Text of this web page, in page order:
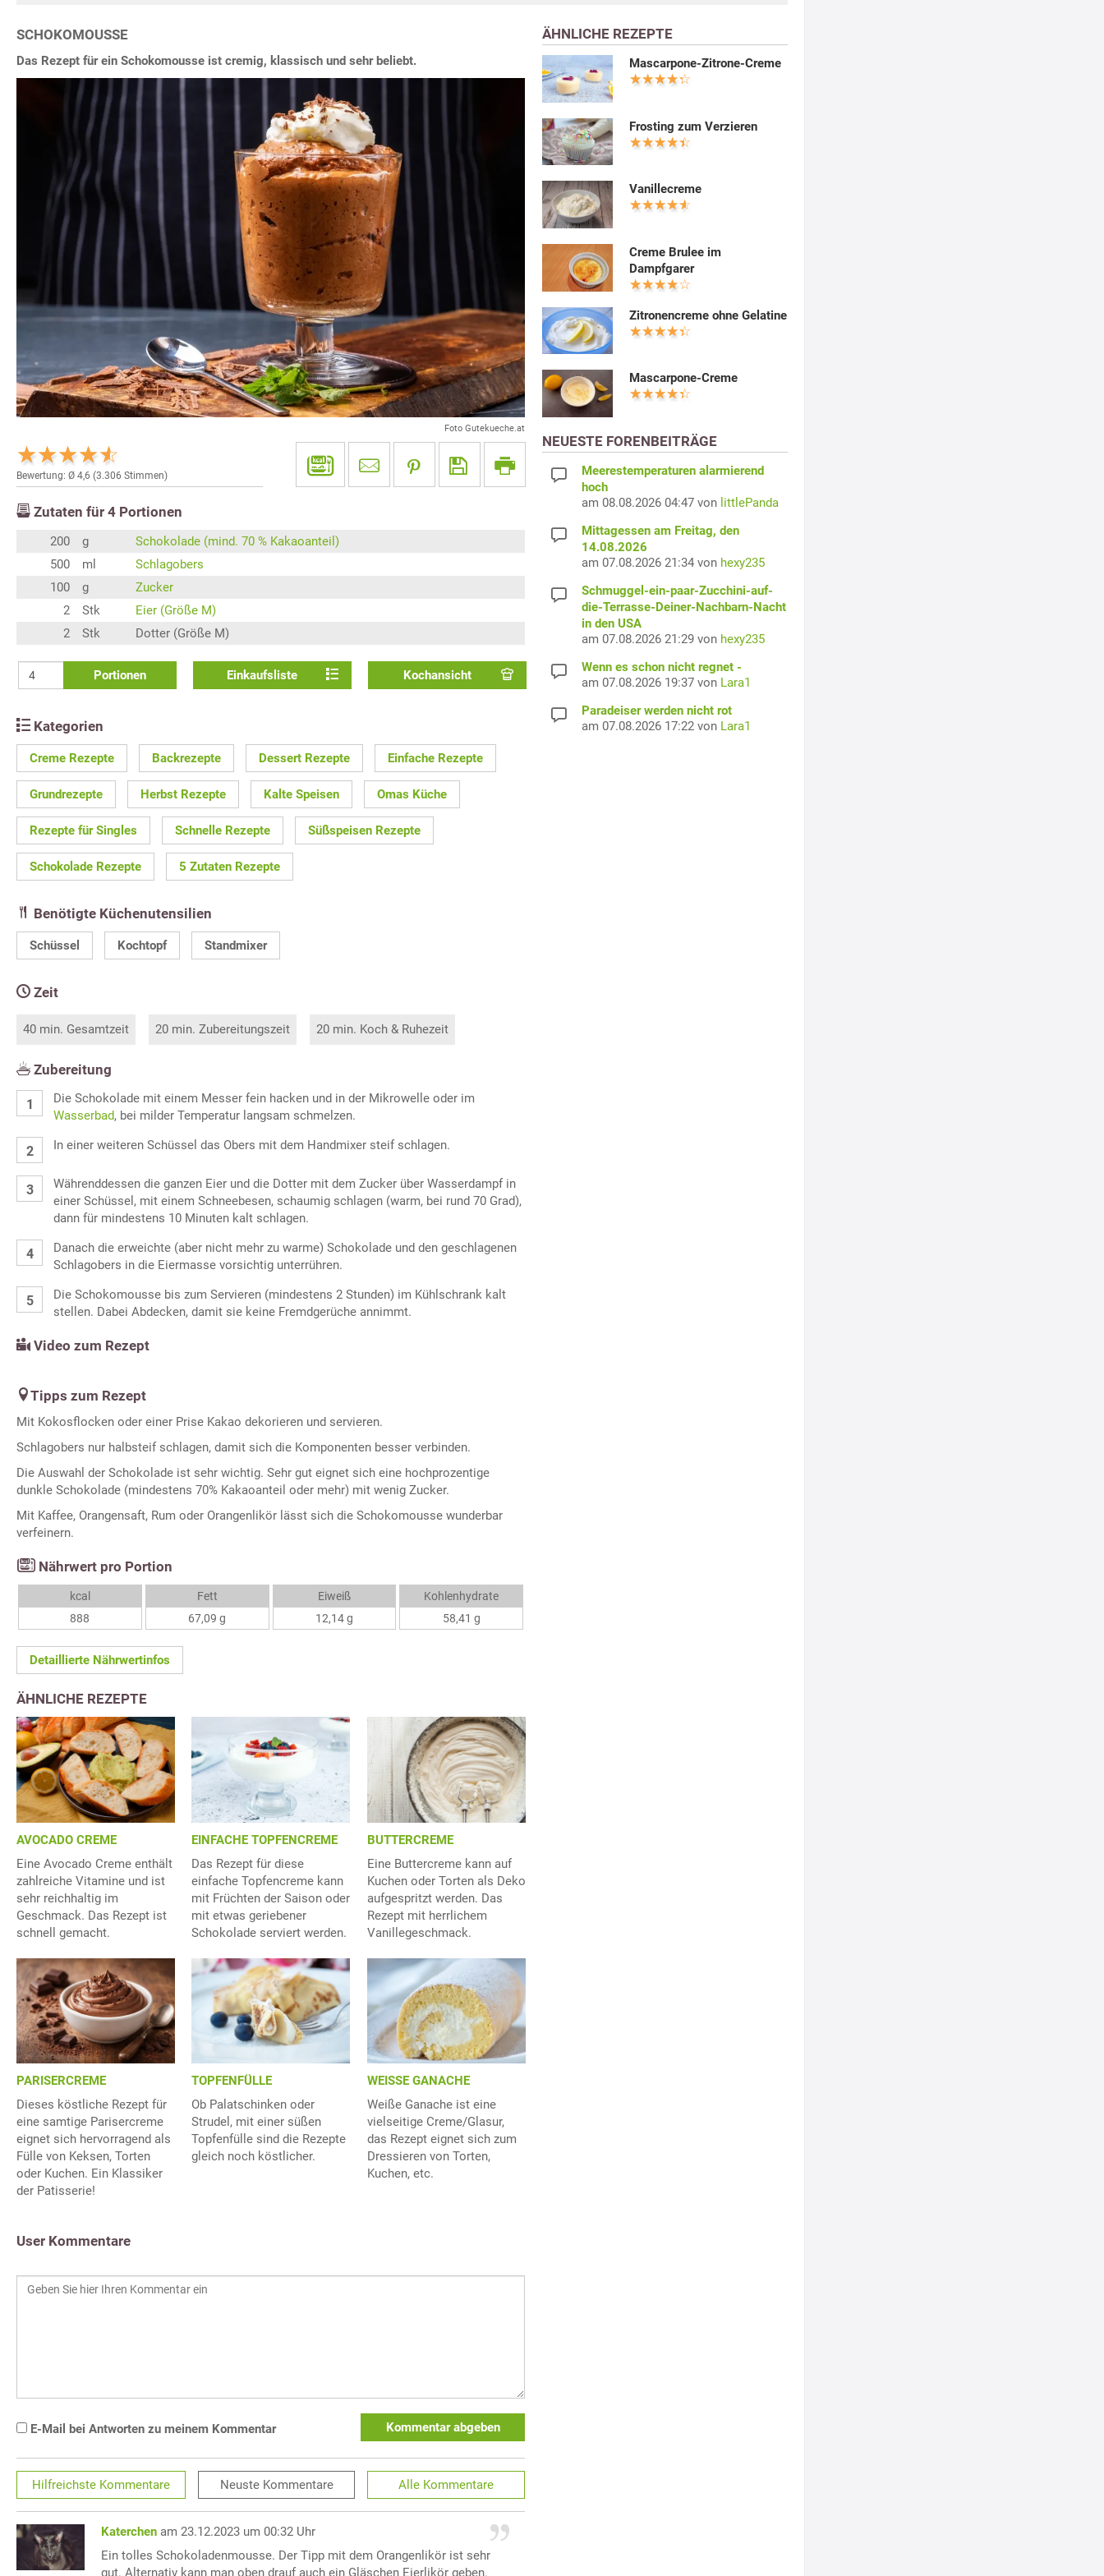
SCHOKOMOUSSE
Das Rezept für ein Schokomousse ist cremig, klassisch und sehr beliebt.
Foto Gutekueche.at
Bewertung: Ø 4,6 (3.306 Stimmen)
Zutaten für 4 Portionen
200 g
Schokolade (mind. 70 % Kakaoanteil)
500
ml
Schlagobers
100
g
Zucker
2
Stk
Eier (Größe M)
2
Stk Dotter (Größe M)
Portionen Einkaufsliste Kochansicht
Kategorien
Creme Rezepte Backrezepte Dessert Rezepte Einfache Rezepte
Grundrezepte Herbst Rezepte Kalte Speisen Omas Küche
Rezepte für Singles Schnelle Rezepte Süßspeisen Rezepte
Schokolade Rezepte 5 Zutaten Rezepte
Benötigte Küchenutensilien
Schüssel Kochtopf Standmixer
Zeit
40 min. Gesamtzeit 20 min. Zubereitungszeit 20 min. Koch & Ruhezeit
Zubereitung
Die Schokolade mit einem Messer fein hacken und in der Mikrowelle oder im
Wasserbad, bei milder Temperatur langsam schmelzen.
In einer weiteren Schüssel das Obers mit dem Handmixer steif schlagen.
Währenddessen die ganzen Eier und die Dotter mit dem Zucker über Wasserdampf in
einer Schüssel, mit einem Schneebesen, schaumig schlagen (warm, bei rund 70 Grad),
dann für mindestens 10 Minuten kalt schlagen.
Danach die erweichte (aber nicht mehr zu warme) Schokolade und den geschlagenen
Schlagobers in die Eiermasse vorsichtig unterrühren.
Die Schokomousse bis zum Servieren (mindestens 2 Stunden) im Kühlschrank kalt
stellen. Dabei Abdecken, damit sie keine Fremdgerüche annimmt.
Video zum Rezept
Tipps zum Rezept
Mit Kokosflocken oder einer Prise Kakao dekorieren und servieren.
Schlagobers nur halbsteif schlagen, damit sich die Komponenten besser verbinden.
Die Auswahl der Schokolade ist sehr wichtig. Sehr gut eignet sich eine hochprozentige
dunkle Schokolade (mindestens 70% Kakaoanteil oder mehr) mit wenig Zucker.
Mit Kaffee, Orangensaft, Rum oder Orangenlikör lässt sich die Schokomousse wunderbar
verfeinern.
Nährwert pro Portion
kcal
888
Fett
67,09 g
Eiweiß
12,14 g
Kohlenhydrate
58,41 g
Detaillierte Nährwertinfos
ÄHNLICHE REZEPTE
AVOCADO CREME
Eine Avocado Creme enthält
zahlreiche Vitamine und ist
sehr reichhaltig im
Geschmack. Das Rezept ist
schnell gemacht.
EINFACHE TOPFENCREME
Das Rezept für diese
einfache Topfencreme kann
mit Früchten der Saison oder
mit etwas geriebener
Schokolade serviert werden.
BUTTERCREME
Eine Buttercreme kann auf
Kuchen oder Torten als Deko
aufgespritzt werden. Das
Rezept mit herrlichem
Vanillegeschmack.
PARISERCREME
Dieses köstliche Rezept für
eine samtige Parisercreme
eignet sich hervorragend als
Fülle von Keksen, Torten
oder Kuchen. Ein Klassiker
der Patisserie!
TOPFENFÜLLE
Ob Palatschinken oder
Strudel, mit einer süßen
Topfenfülle sind die Rezepte
gleich noch köstlicher.
WEISSE GANACHE
Weiße Ganache ist eine
vielseitige Creme/Glasur,
das Rezept eignet sich zum
Dressieren von Torten,
Kuchen, etc.
User Kommentare
E-Mail bei Antworten zu meinem Kommentar Kommentar abgeben
Hilfreichste Kommentare Neuste Kommentare Alle Kommentare
Katerchen am 23.12.2023 um 00:32 Uhr
Ein tolles Schokoladenmousse. Der Tipp mit dem Orangenlikör ist sehr
gut. Alternativ kann man oben drauf auch ein Gläschen Eierlikör geben.
ÄHNLICHE REZEPTE
Mascarpone-Zitrone-Creme
Frosting zum Verzieren
Vanillecreme
Creme Brulee im
Dampfgarer
Zitronencreme ohne Gelatine
Mascarpone-Creme
NEUESTE FORENBEITRÄGE
Meerestemperaturen alarmierend
hoch
am 08.08.2026 04:47 von littlePanda
Mittagessen am Freitag, den
14.08.2026
am 07.08.2026 21:34 von hexy235
Schmuggel-ein-paar-Zucchini-auf-
die-Terrasse-Deiner-Nachbarn-Nacht
in den USA
am 07.08.2026 21:29 von hexy235
Wenn es schon nicht regnet -
am 07.08.2026 19:37 von Lara1
Paradeiser werden nicht rot
am 07.08.2026 17:22 von Lara1